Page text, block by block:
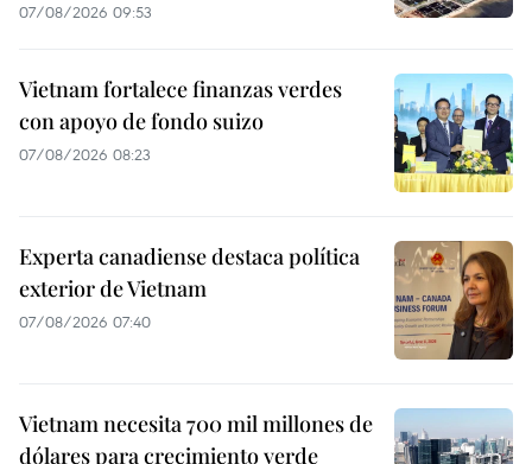
07/08/2026 09:53
Vietnam fortalece finanzas verdes
con apoyo de fondo suizo
07/08/2026 08:23
Experta canadiense destaca política
exterior de Vietnam
07/08/2026 07:40
Vietnam necesita 700 mil millones de
dólares para crecimiento verde